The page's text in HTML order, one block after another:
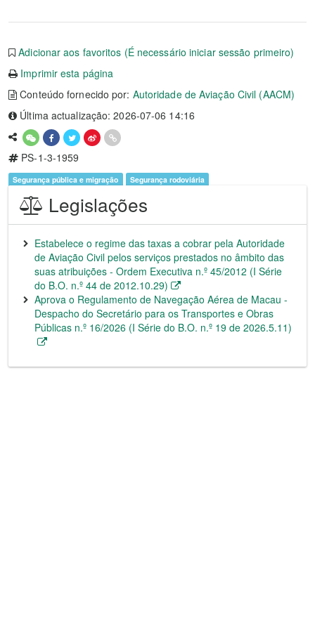
Adicionar aos favoritos (É necessário iniciar sessão primeiro)
Imprimir esta página
Conteúdo fornecido por: Autoridade de Aviação Civil (AACM)
Última actualização: 2026-07-06 14:16
PS-1-3-1959
Segurança pública e migração Segurança rodoviária
Legislações
Estabelece o regime das taxas a cobrar pela Autoridade
de Aviação Civil pelos serviços prestados no âmbito das
suas atribuições - Ordem Executiva n.º 45/2012 (I Série
do B.O. n.º 44 de 2012.10.29)
Aprova o Regulamento de Navegação Aérea de Macau -
Despacho do Secretário para os Transportes e Obras
Públicas n.º 16/2026 (I Série do B.O. n.º 19 de 2026.5.11)